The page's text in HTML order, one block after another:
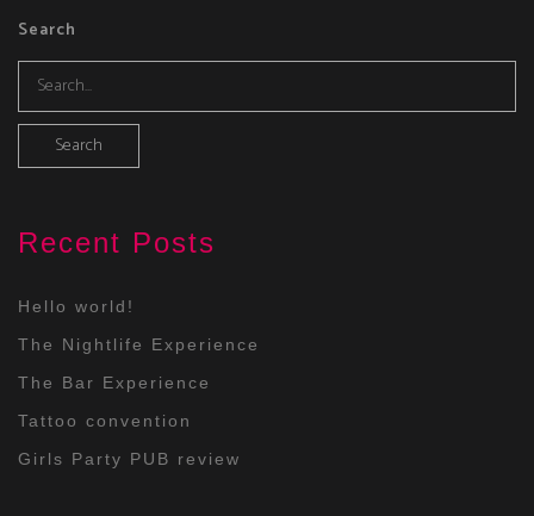
Search
Recent Posts
Hello world!
The Nightlife Experience
The Bar Experience
Tattoo convention
Girls Party PUB review